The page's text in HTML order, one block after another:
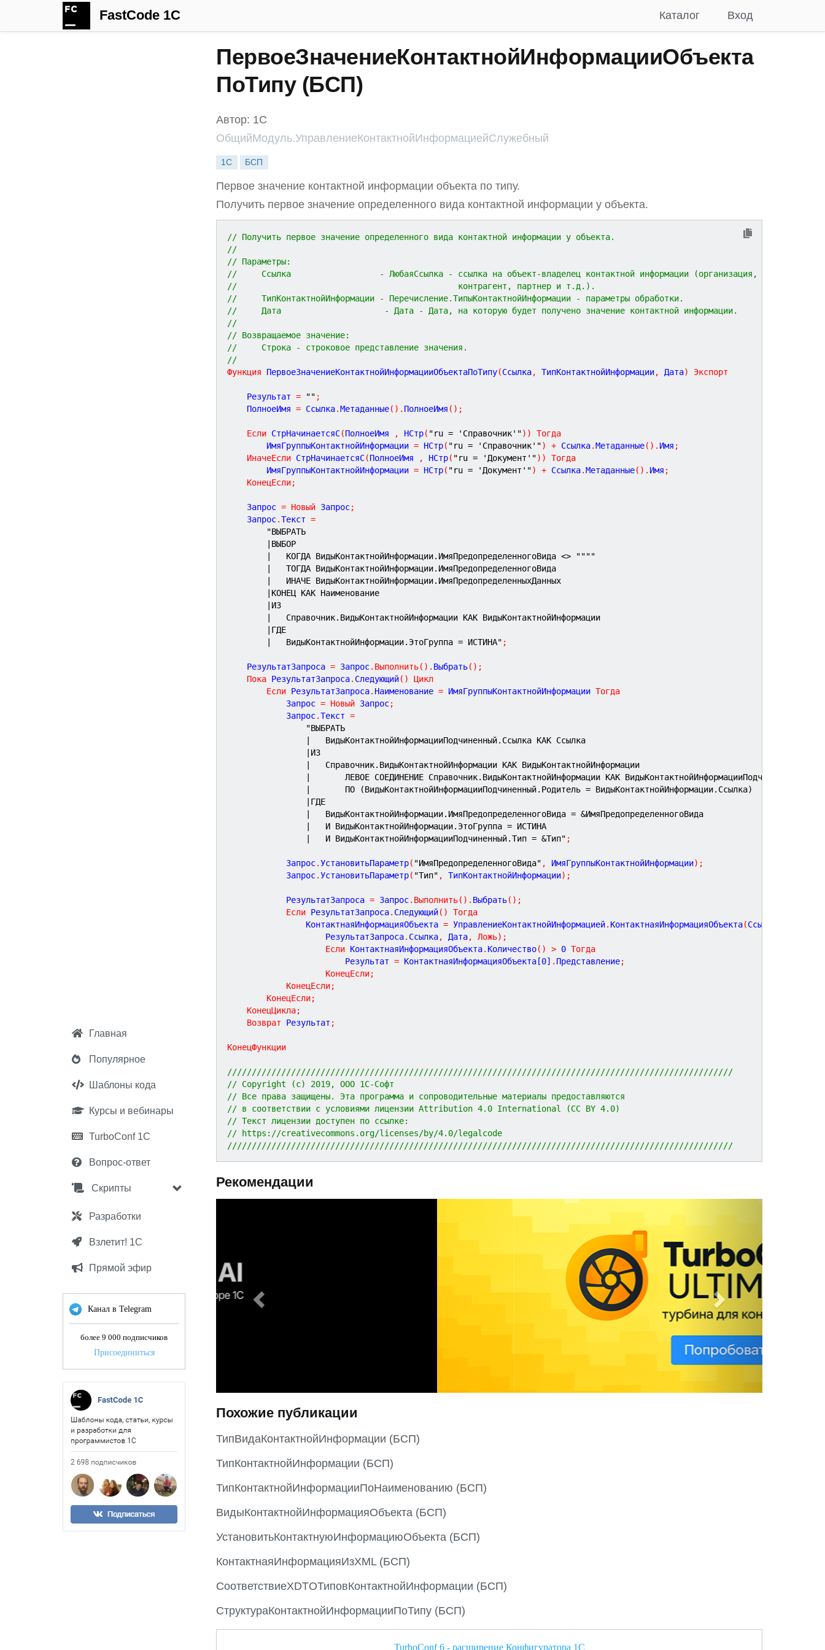
FastCode 1C Вход
Каталог
Главная
Популярное
Шаблоны кода
Курсы и вебинары
TurboConf 1С
Вопрос-ответ
Скрипты
Разработки
Взлетит! 1С
Прямой эфир
Канал в Telegram
более 9 000 подписчиков
Присоединиться
ПервоеЗначениеКонтактнойИнформацииОбъекта
ПоТипу (БСП)
Автор: 1С
ОбщийМодуль.УправлениеКонтактнойИнформациейСлужебный
1С БСП
Первое значение контактной информации объекта по типу.
Получить первое значение определенного вида контактной информации у объекта.
// Получить первое значение определенного вида контактной информации у объекта.
//
// Параметры:
//     Ссылка                  - ЛюбаяСсылка - ссылка на объект-владелец контактной информации (организация,
//                                             контрагент, партнер и т.д.).
//     ТипКонтактнойИнформации - Перечисление.ТипыКонтактнойИнформации - параметры обработки.
//     Дата                     - Дата - Дата, на которую будет получено значение контактной информации.
//
// Возвращаемое значение:
//     Строка - строковое представление значения.
//
Функция
ПервоеЗначениеКонтактнойИнформацииОбъектаПоТипу(Ссылка, ТипКонтактнойИнформации, Дата) Экспорт
	Результат
= "" ;
	ПолноеИмя
= Ссылка.Метаданные( ) . ПолноеИмя ( ) ;
Если СтрНачинаетсяС(ПолноеИмя , НСтр( "ru = 'Справочник'") )
Тогда
		ИмяГруппыКонтактнойИнформации
= НСтр( "ru = 'Справочник'") + Ссылка.Метаданные( ) . Имя ;
ИначеЕсли СтрНачинаетсяС(ПолноеИмя , НСтр( "ru = 'Документ'") )
Тогда
		ИмяГруппыКонтактнойИнформации
= НСтр( "ru = 'Документ'") + Ссылка.Метаданные( ) . Имя ;
КонецЕсли;
	Запрос
= Новый Запрос;
	Запрос
.Текст =
"ВЫБРАТЬ
|ВЫБОР
|	КОГДА ВидыКонтактнойИнформации.ИмяПредопределенногоВида <>
""""
|	ТОГДА ВидыКонтактнойИнформации.ИмяПредопределенногоВида
|	ИНАЧЕ ВидыКонтактнойИнформации.ИмяПредопределенныхДанных
|КОНЕЦ КАК Наименование
|ИЗ
|	Справочник.ВидыКонтактнойИнформации КАК ВидыКонтактнойИнформации
|ГДЕ
|	ВидыКонтактнойИнформации.ЭтоГруппа = ИСТИНА" ;
	РезультатЗапроса
= Запрос. Выполнить( ) . Выбрать( ) ;
Пока РезультатЗапроса. Следующий( )
Цикл
Если РезультатЗапроса. Наименование = ИмяГруппыКонтактнойИнформации Тогда
			Запрос
= Новый Запрос;
			Запрос
.Текст =
"ВЫБРАТЬ
|	ВидыКонтактнойИнформацииПодчиненный.Ссылка КАК Ссылка
|ИЗ
|	Справочник.ВидыКонтактнойИнформации КАК ВидыКонтактнойИнформации
|		ЛЕВОЕ СОЕДИНЕНИЕ Справочник.ВидыКонтактнойИнформации КАК ВидыКонтактнойИнформацииПодчиненный
|		ПО (ВидыКонтактнойИнформацииПодчиненный.Родитель = ВидыКонтактнойИнформации.Ссылка)
|ГДЕ
|	ВидыКонтактнойИнформации.ИмяПредопределенногоВида = &ИмяПредопределенногоВида
|	И ВидыКонтактнойИнформации.ЭтоГруппа = ИСТИНА
|	И ВидыКонтактнойИнформацииПодчиненный.Тип = &Тип" ;
			Запрос
.УстановитьПараметр( "ИмяПредопределенногоВида" , ИмяГруппыКонтактнойИнформации) ;
			Запрос
.УстановитьПараметр( "Тип" , ТипКонтактнойИнформации) ;
			РезультатЗапроса
= Запрос. Выполнить( ) . Выбрать( ) ;
Если РезультатЗапроса. Следующий( )
Тогда
				КонтактнаяИнформацияОбъекта
= УправлениеКонтактнойИнформацией. КонтактнаяИнформацияОбъекта(Ссылка
					РезультатЗапроса
. Ссылка, Дата, Ложь) ;
Если КонтактнаяИнформацияОбъекта. Количество( ) > 0 Тогда
						Результат
= КонтактнаяИнформацияОбъекта[0] . Представление;
КонецЕсли;
КонецЕсли;
КонецЕсли;
КонецЦикла;
Возврат Результат ;
КонецФункции
///////////////////////////////////////////////////////////////////////////////////////////////////////
// Copyright (c) 2019, ООО 1С-Софт
// Все права защищены. Эта программа и сопроводительные материалы предоставляются
// в соответствии с условиями лицензии Attribution 4.0 International (CC BY 4.0)
// Текст лицензии доступен по ссылке:
// https://creativecommons.org/licenses/by/4.0/legalcode
///////////////////////////////////////////////////////////////////////////////////////////////////////
Рекомендации
o
u
x
t
Похожие публикации
ТипВидаКонтактнойИнформации (БСП)
ТипКонтактнойИнформации (БСП)
ТипКонтактнойИнформацииПоНаименованию (БСП)
ВидыКонтактнойИнформацияОбъекта (БСП)
УстановитьКонтактнуюИнформациюОбъекта (БСП)
КонтактнаяИнформацияИзXML (БСП)
СоответствиеXDTOТиповКонтактнойИнформации (БСП)
СтруктураКонтактнойИнформацииПоТипу (БСП)
TurboConf 6 - расширение Конфигуратора 1С